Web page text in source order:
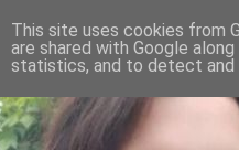
This site uses cookies from
are shared with Google
statistics, and to detect and